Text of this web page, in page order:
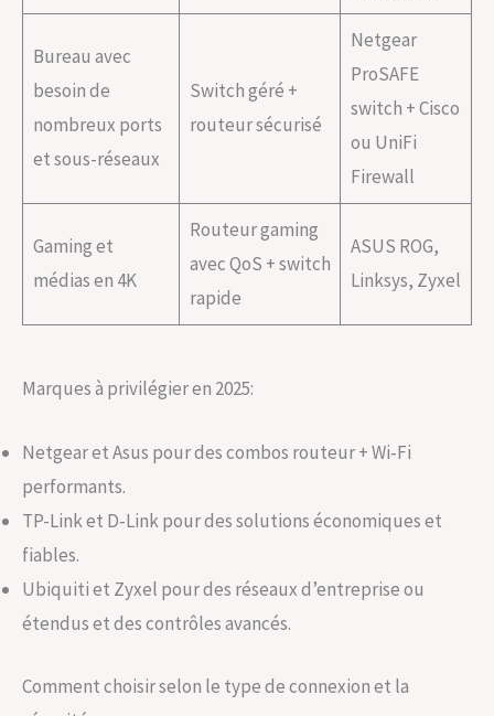
Bureau avec
besoin de
nombreux ports
et sous-réseaux
Switch géré +
routeur sécurisé
Netgear
ProSAFE
switch + Cisco
ou UniFi
Firewall
Gaming et
médias en 4K
Routeur gaming
avec QoS + switch
rapide
ASUS ROG,
Linksys, Zyxel
Marques à privilégier en 2025:
Netgear et Asus pour des combos routeur + Wi‑Fi
performants.
TP-Link et D‑Link pour des solutions économiques et
fiables.
Ubiquiti et Zyxel pour des réseaux d’entreprise ou
étendus et des contrôles avancés.
Comment choisir selon le type de connexion et la